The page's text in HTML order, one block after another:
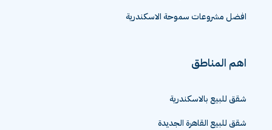
افضل مشروعات سموحة الاسكندرية
اهم المناطق
شقق للبيع بالاسكندرية
شقق للبيع القاهرة الجديدة